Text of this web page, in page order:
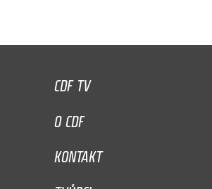
CDF TV
O CDF
KONTAKT